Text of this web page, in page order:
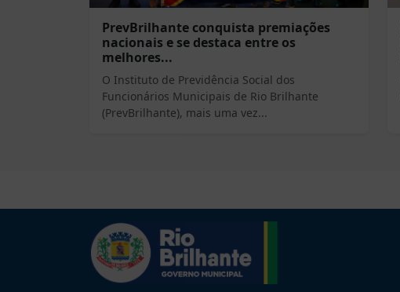
PrevBrilhante conquista premiações
nacionais e se destaca entre os
melhores...
O Instituto de Previdência Social dos
Funcionários Municipais de Rio Brilhante
(PrevBrilhante), mais uma vez...